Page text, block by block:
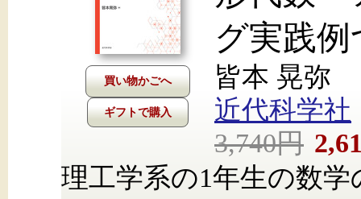
ギフトで購入
グ実践例
皆本 晃弥
近代科学社
3,740円
理工学系の1年生の数